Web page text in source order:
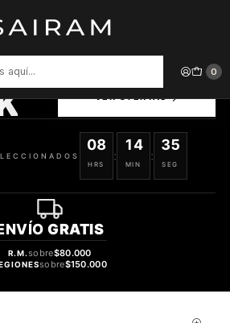
0
LOVE DAMA EDP 30 ML
SELECCIONADOS
08
HRS
:
14
MIN
:
34
SEG
GRATIS
R.M.sobre$80.000
sobre$150.000